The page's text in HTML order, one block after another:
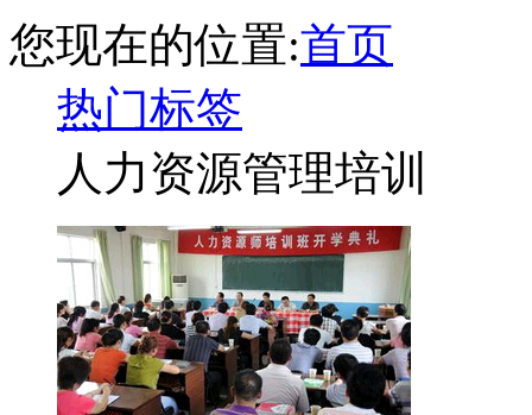
您现在的位置:首页
热门标签
人力资源管理培训